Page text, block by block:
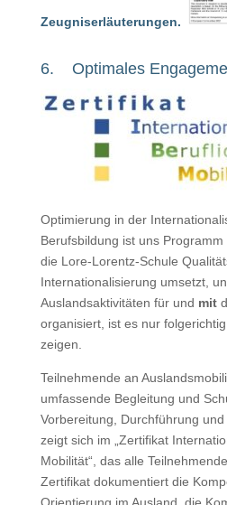
Zeugniserläuterungen.
6. Optimales
Optimierung in der
Berufsbildung ist uns
die Lore-Lorentz-Schule
Internationalisierung umsetzt,
Auslandsaktivitäten für und mit
organisiert, ist es nur
zeigen.
Teilnehmende an
umfassende Begleitung und
Vorbereitung, Durchführung
zeigt sich im „Zertifikat
Mobilität“, das alle
Zertifikat dokumentiert die